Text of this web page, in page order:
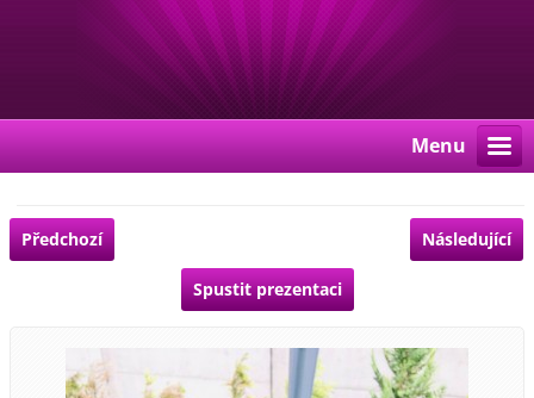
Menu
Předchozí Následující
Spustit prezentaci